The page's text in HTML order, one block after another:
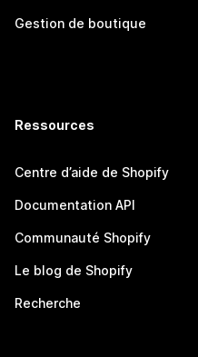
Gestion de boutique
Ressources
Centre d’aide de Shopify
Documentation API
Communauté Shopify
Le blog de Shopify
Recherche